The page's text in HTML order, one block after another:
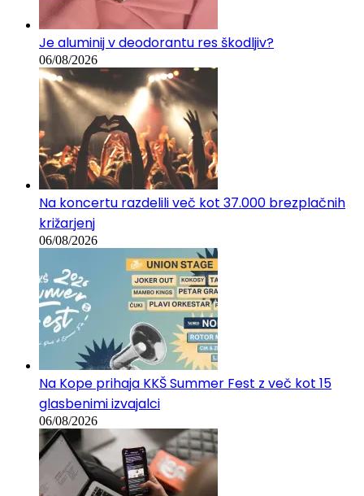
Je aluminij v deodorantu res škodljiv?
06/08/2026
Na koncertu razdelili več kot 37.000 brezplačnih
križarjenj
Na Kope prihaja KKŠ Summer Fest z več kot 15
glasbenimi izvajalci
06/08/2026